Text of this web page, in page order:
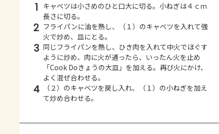
1 キャベツは小さめのひと口大に切る。小ねぎは４ｃｍ
長さに切る。
2 フライパンに油を熱し、（１）のキャベツを入れて強
火で炒め、皿にとる。
3 同じフライパンを熱し、ひき肉を入れて中火でほぐす
ように炒め、肉に火が通ったら、いったん火を止め
「Cook Doきょうの大皿」を加える。再び火にかけ、
よく混ぜ合わせる。
4
（２）のキャベツを戻し入れ、（１）の小ねぎを加え
て炒め合わせる。